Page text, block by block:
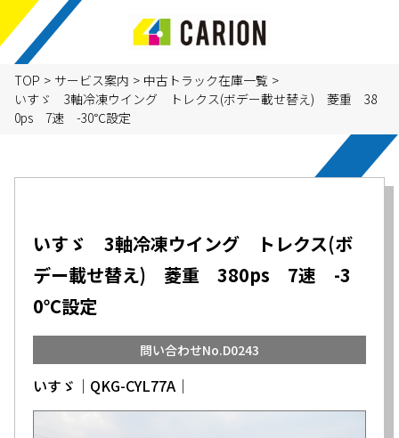
TOP > サービス案内 > 中古トラック在庫一覧 >
いすゞ 3軸冷凍ウイング トレクス(ボデー載せ替え) 菱重 38
0ps 7速 -30℃設定
いすゞ 3軸冷凍ウイング トレクス(ボ
デー載せ替え) 菱重 380ps 7速 -3
0℃設定
問い合わせNo.D0243
いすゞ│QKG-CYL77A│